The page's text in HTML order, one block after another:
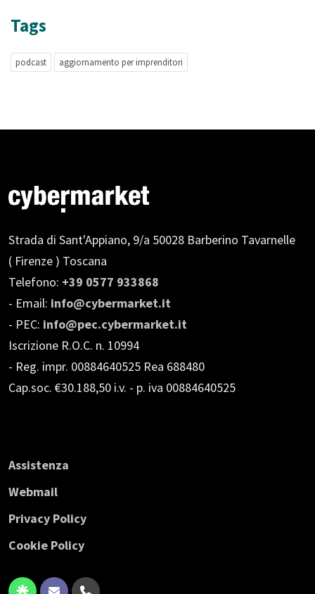
Tags
podcast aggiornamento per imprenditori
Strada di Sant'Appiano, 9/a 50028 Barberino Tavarnelle
( Firenze ) Toscana
Telefono: +39 0577 933868
- Email: info@cybermarket.it
- PEC: info@pec.cybermarket.it
Iscrizione R.O.C. n. 10994
- Reg. impr. 00884640525 Rea 688480
Cap.soc. €30.188,50 i.v. - p. iva 00884640525
Assistenza
Webmail
Privacy Policy
Cookie Policy